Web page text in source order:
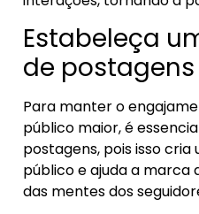
Estabeleça
de
Para manter o
público maior, é
postagens, pois isso
público e ajuda a
das mentes dos